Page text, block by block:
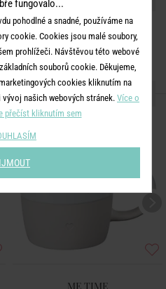
ZE SÉRIE
ME TIME
fungovalo...
pohodlné a snadné, používáme na
cookie. Cookies jsou malé soubory,
prohlížeči. Návštěvou této webové
souborů cookie. Děkujeme,
cookies kliknutím na
našich webových stránek. Více o
přečíst kliknutím sem